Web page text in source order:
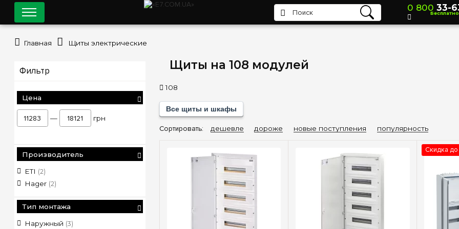
Щиты на 108 модулей
108
Все щиты и шкафы
Сортировать: дешевле дороже новые поступления популярность
Скидка до
Фильтр
Цена
— грн
Производитель
ETI (2)
Hager (2)
Тип монтажа
Наружный (3)
0 800 33-
Бесплатно
Главная Щиты электрические